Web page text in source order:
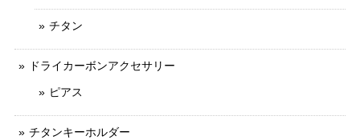
チタン
ドライカーボンアクセサリー
ピアス
チタンキーホルダー